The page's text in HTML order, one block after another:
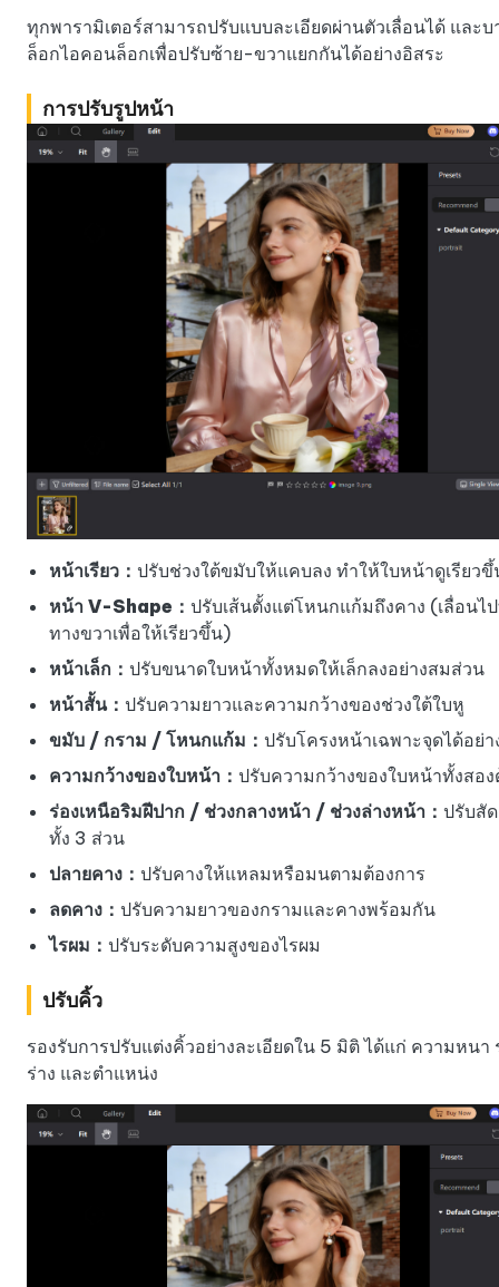
ทุกพารามิเตอร์สามารถปรับแบบละเอียดผ่านตัวเลื่อนได้ และ
ล็อกไอคอนล็อกเพื่อปรับซ้าย-ขวาแยกกันได้อย่างอิสระ
การปรับรูปหน้า
หน้าเรียว： ปรับช่วงใต้ขมับให้แคบลง ทำให้ใบหน้าดูเรียวขึ้
หน้า V-Shape： ปรับเส้นตั้งแต่โหนกแก้มถึงคาง (เลื่อนไ
ทางขวาเพื่อให้เรียวขึ้น)
หน้าเล็ก： ปรับขนาดใบหน้าทั้งหมดให้เล็กลงอย่างสมส่วน
หน้าสั้น： ปรับความยาวและความกว้างของช่วงใต้ใบหู
ขมับ / กราม / โหนกแก้ม： ปรับโครงหน้าเฉพาะจุดได้อย่
ความกว้างของใบหน้า： ปรับความกว้างของใบหน้าทั้งสอ
ร่องเหนือริมฝีปาก / ช่วงกลางหน้า / ช่วงล่างหน้า： ปรับสั
ทั้ง 3 ส่วน
ปลายคาง： ปรับคางให้แหลมหรือมนตามต้องการ
ลดคาง： ปรับความยาวของกรามและคางพร้อมกัน
ไรผม： ปรับระดับความสูงของไรผม
ปรับคิ้ว
รองรับการปรับแต่งคิ้วอย่างละเอียดใน 5 มิติ ได้แก่ ความหนา
ร่าง และตำแหน่ง